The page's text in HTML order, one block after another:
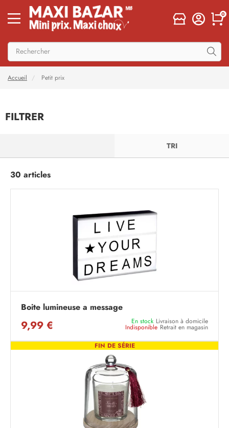
0
Accueil Petit prix
FILTRER
TRI
Boite lumineuse a message
9,99 € En stock Livraison à domicile
Indisponible Retrait en magasin
FIN DE SÉRIE
30 articles